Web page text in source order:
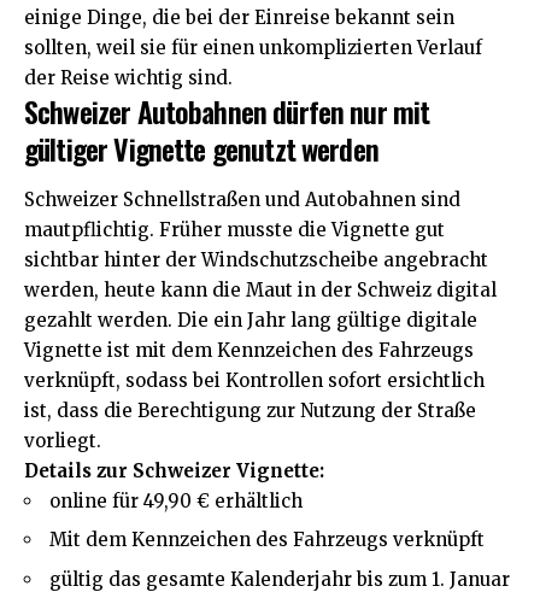
einige Dinge, die bei der Einreise bekannt sein
sollten, weil sie für einen unkomplizierten Verlauf
der Reise wichtig sind.
Schweizer Autobahnen dürfen nur mit
gültiger Vignette genutzt werden
Schweizer Schnellstraßen und Autobahnen sind
mautpflichtig. Früher musste die Vignette gut
sichtbar hinter der Windschutzscheibe angebracht
werden, heute kann die Maut in der Schweiz digital
gezahlt werden. Die ein Jahr lang gültige digitale
Vignette ist mit dem Kennzeichen des Fahrzeugs
verknüpft, sodass bei Kontrollen sofort ersichtlich
ist, dass die Berechtigung zur Nutzung der Straße
vorliegt.
Details zur Schweizer Vignette:
online für 49,90 € erhältlich
Mit dem Kennzeichen des Fahrzeugs verknüpft
gültig das gesamte Kalenderjahr bis zum 1. Januar